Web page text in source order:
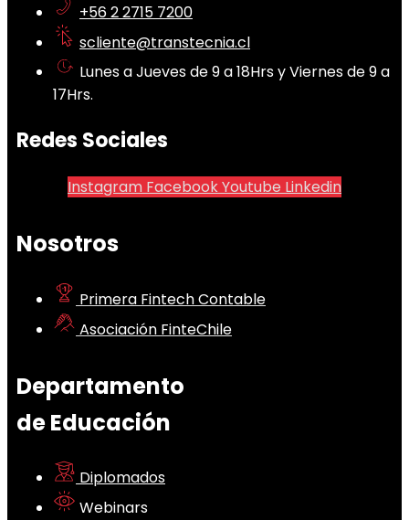
+56 2 2715 7200
scliente@transtecnia.cl
Lunes a Jueves de 9 a 18Hrs y Viernes de 9 a
17Hrs.
Redes Sociales
Instagram FacebookYoutube Linkedin
Nosotros
Primera Fintech Contable
Asociación FinteChile
Departamento
de Educación
Diplomados
Webinars